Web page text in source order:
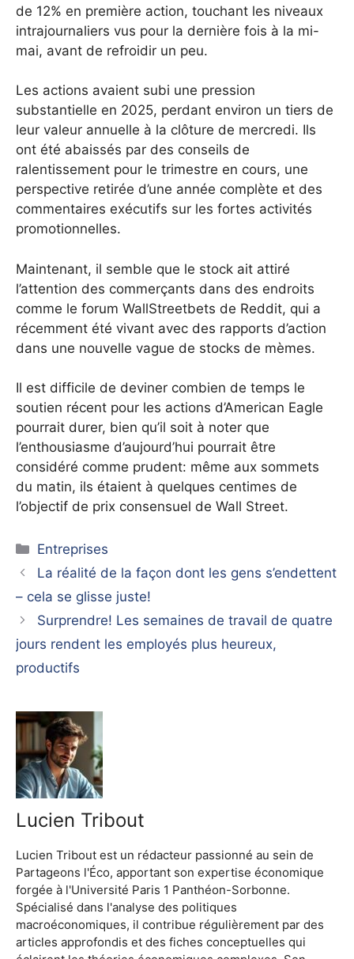
de 12% en première action, touchant les niveaux
intrajournaliers vus pour la dernière fois à la mi-
mai, avant de refroidir un peu.
Les actions avaient subi une pression
substantielle en 2025, perdant environ un tiers de
leur valeur annuelle à la clôture de mercredi. Ils
ont été abaissés par des conseils de
ralentissement pour le trimestre en cours, une
perspective retirée d’une année complète et des
commentaires exécutifs sur les fortes activités
promotionnelles.
Maintenant, il semble que le stock ait attiré
l’attention des commerçants dans des endroits
comme le forum WallStreetbets de Reddit, qui a
récemment été vivant avec des rapports d’action
dans une nouvelle vague de stocks de mèmes.
Il est difficile de deviner combien de temps le
soutien récent pour les actions d’American Eagle
pourrait durer, bien qu’il soit à noter que
l’enthousiasme d’aujourd’hui pourrait être
considéré comme prudent: même aux sommets
du matin, ils étaient à quelques centimes de
l’objectif de prix consensuel de Wall Street.
Catégories
Entreprises
La réalité de la façon dont les gens s’endettent
– cela se glisse juste!
Surprendre! Les semaines de travail de quatre
jours rendent les employés plus heureux,
productifs
Lucien Tribout
Lucien Tribout est un rédacteur passionné au sein de
Partageons l'Éco, apportant son expertise économique
forgée à l'Université Paris 1 Panthéon-Sorbonne.
Spécialisé dans l'analyse des politiques
macroéconomiques, il contribue régulièrement par des
articles approfondis et des fiches conceptuelles qui